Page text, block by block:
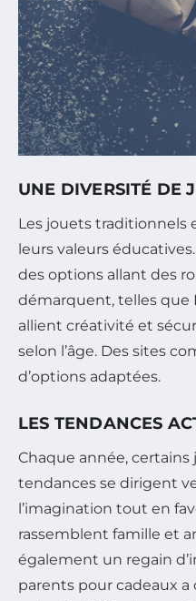
UNE DIVERSITÉ DE
Les jouets traditionnels
leurs valeurs
des options allant des
démarquent, telles que
allient créativité et
selon l’âge. Des sites
d’options adaptées.
LES TENDANCES
Chaque année, certains
tendances se dirigent
l’imagination tout en
rassemblent famille et
également un regain
parents pour cadeaux